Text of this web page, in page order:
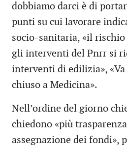
dobbiamo darci è di
punti su cui lavorare
socio-sanitaria, «il
gli interventi del Pnrr si
interventi di edilizia»,
chiuso a Medicina».
Nell’ordine del giorno
chiedono «più
assegnazione dei fondi»,